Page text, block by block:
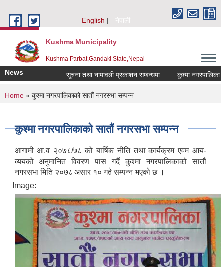
English
नेपाली
Kushma Municipality
Kushma Parbat,Gandaki State,Nepal
News सूचना तथा नामावली प्रकाशन सम्वन्धमा कुश्मा नगरपालिका
You are here
Home » कुश्मा नगरपालिकाको सातौं नगरसभा सम्पन्न
कुश्मा नगरपालिकाको सातौं नगरसभा सम्पन्न
आगामी आ.व २०७८/७८ को बार्षिक नीति तथा कार्यक्रम एवम आय-
व्ययको अनुमानित विवरण पास गर्दै कुश्मा नगरपालिकाको सातौं
नगरसभा मिति २०७८ असार १० गते सम्पन्न भएको छ ।
Image: